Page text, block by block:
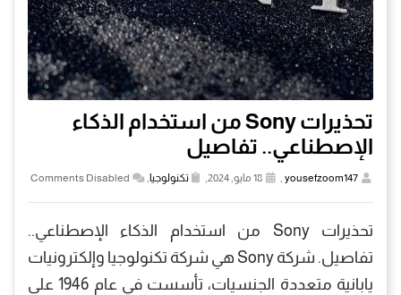
تحذيرات Sony من استخدام الذكاء
الإصطناعي.. تفاصيل
yousefzoom147
, تكنولوجيا,
Comments Disabled
تحذيرات Sony من استخدام الذكاء الإصطناعي..
تفاصيل. شركة Sony هي شركة تكنولوجيا وإلكترونيات
يابانية متعددة الجنسيات، تأسست في عام 1946 على